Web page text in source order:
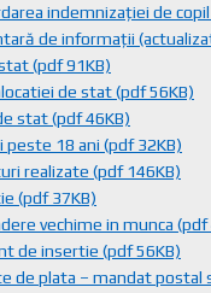
indemnizației de copil
de informații
(pdf 91KB)
de stat (pdf 56KB)
stat (pdf 46KB)
18 ani (pdf 32KB)
realizate (pdf 146KB)
(pdf 37KB)
vechime in munca (pdf
de insertie (pdf 56KB)
de plata – mandat postal